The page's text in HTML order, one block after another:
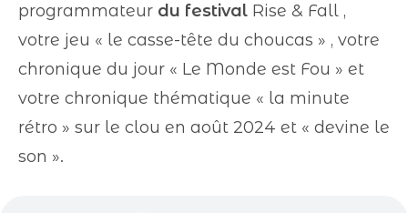
programmateur du festival Rise & Fall ,
votre jeu « le casse-tête du choucas » , votre
chronique du jour « Le Monde est Fou » et
votre chronique thématique « la minute
rétro » sur le clou en août 2024 et « devine le
son ».